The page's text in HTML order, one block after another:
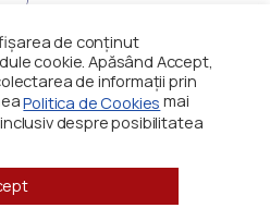
de conținut
cookie. Apăsând Accept,
de informații prin
Politica de Cookies mai
despre posibilitatea